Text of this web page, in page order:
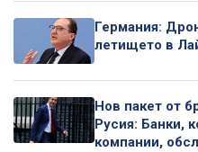
Германия:
летището в
Нов пакет от
Русия: Банки,
компании,